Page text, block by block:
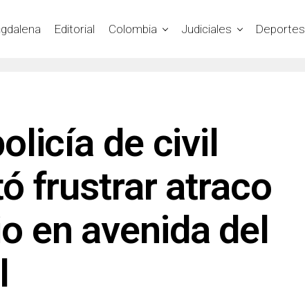
Editorial Colombia Judiciales Deportes
de civil
frustrar atraco
en avenida del